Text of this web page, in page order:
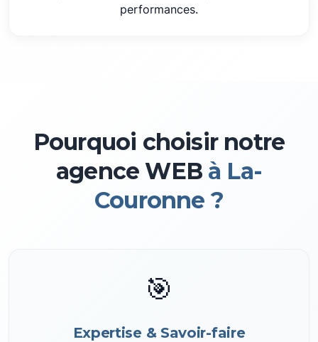
performances.
Pourquoi choisir notre
agence WEB à La-
Couronne ?
🎯
Expertise & Savoir-faire